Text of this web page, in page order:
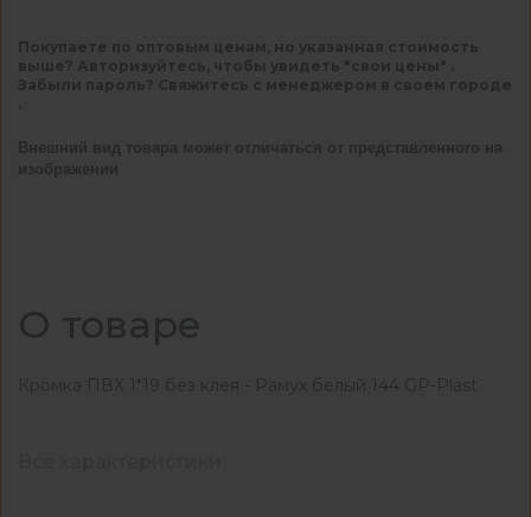
Покупаете по оптовым ценам, но указанная стоимость
выше? Авторизуйтесь, чтобы увидеть "свои цены" .
Забыли пароль? Свяжитесь с менеджером в своем городе
Внешний вид товара может отличаться от представленного на
изображении
О товаре
Кромка ПВХ 1*19 без клея - Рамух белый 144 GP-Plast